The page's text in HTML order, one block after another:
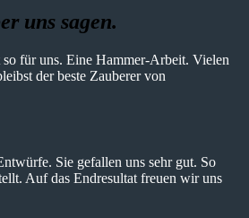
uns sagen.
für uns. Eine Hammer-Arbeit. Vielen
der beste Zauberer von
Sie gefallen uns sehr gut. So
Auf das Endresultat freuen wir uns